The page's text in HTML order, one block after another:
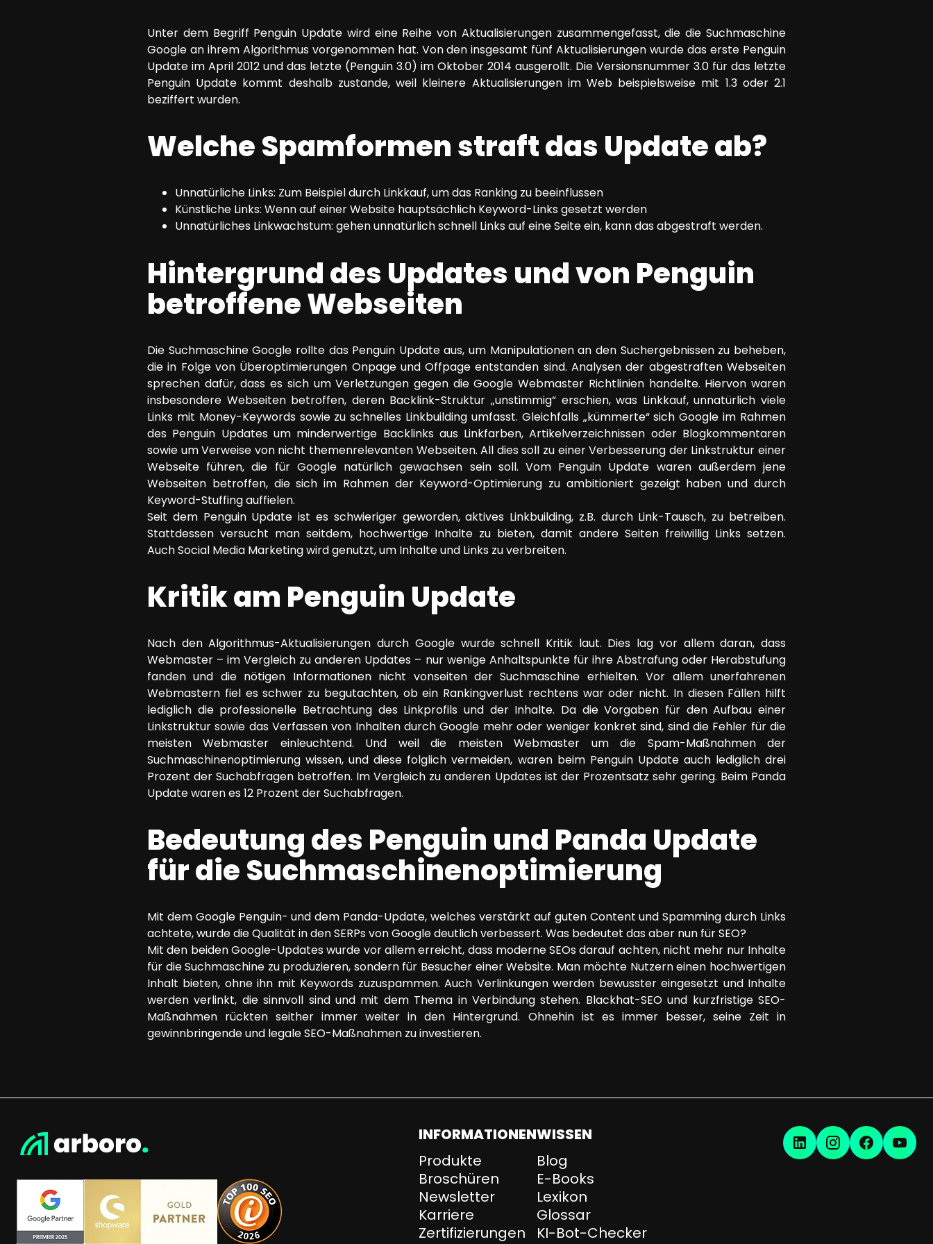
Google Ads Kampagnen-Beratung
Software Architektur Beratung
Unter dem Begriff Penguin Update wird eine Reihe von Aktualisierungen zusammengefasst, die die Suchmaschine
Google an ihrem Algorithmus vorgenommen hat. Von den insgesamt fünf Aktualisierungen wurde das erste Penguin
Update im April 2012 und das letzte (Penguin 3.0) im Oktober 2014 ausgerollt. Die Versionsnummer 3.0 für das letzte
Penguin Update kommt deshalb zustande, weil kleinere Aktualisierungen im Web beispielsweise mit 1.3 oder 2.1
beziffert wurden.
Welche Spamformen straft das Update ab?
Unnatürliche Links: Zum Beispiel durch Linkkauf, um das Ranking zu beeinflussen
Künstliche Links: Wenn auf einer Website hauptsächlich Keyword-Links gesetzt werden
Unnatürliches Linkwachstum: gehen unnatürlich schnell Links auf eine Seite ein, kann das abgestraft werden.
Hintergrund des Updates und von Penguin
betroffene Webseiten
Die Suchmaschine Google rollte das Penguin Update aus, um Manipulationen an den Suchergebnissen zu beheben,
die in Folge von Überoptimierungen Onpage und Offpage entstanden sind. Analysen der abgestraften Webseiten
sprechen dafür, dass es sich um Verletzungen gegen die Google Webmaster Richtlinien handelte. Hiervon waren
insbesondere Webseiten betroffen, deren Backlink-Struktur „unstimmig“ erschien, was Linkkauf, unnatürlich viele
Links mit Money-Keywords sowie zu schnelles Linkbuilding umfasst. Gleichfalls „kümmerte“ sich Google im Rahmen
des Penguin Updates um minderwertige Backlinks aus Linkfarben, Artikelverzeichnissen oder Blogkommentaren
sowie um Verweise von nicht themenrelevanten Webseiten. All dies soll zu einer Verbesserung der Linkstruktur einer
Webseite führen, die für Google natürlich gewachsen sein soll. Vom Penguin Update waren außerdem jene
Webseiten betroffen, die sich im Rahmen der Keyword-Optimierung zu ambitioniert gezeigt haben und durch
Keyword-Stuffing auffielen.
Seit dem Penguin Update ist es schwieriger geworden, aktives Linkbuilding, z.B. durch Link-Tausch, zu betreiben.
Stattdessen versucht man seitdem, hochwertige Inhalte zu bieten, damit andere Seiten freiwillig Links setzen.
Auch Social Media Marketing wird genutzt, um Inhalte und Links zu verbreiten.
Kritik am Penguin Update
Nach den Algorithmus-Aktualisierungen durch Google wurde schnell Kritik laut. Dies lag vor allem daran, dass
Webmaster – im Vergleich zu anderen Updates – nur wenige Anhaltspunkte für ihre Abstrafung oder Herabstufung
fanden und die nötigen Informationen nicht vonseiten der Suchmaschine erhielten. Vor allem unerfahrenen
Webmastern fiel es schwer zu begutachten, ob ein Rankingverlust rechtens war oder nicht. In diesen Fällen hilft
lediglich die professionelle Betrachtung des Linkprofils und der Inhalte. Da die Vorgaben für den Aufbau einer
Linkstruktur sowie das Verfassen von Inhalten durch Google mehr oder weniger konkret sind, sind die Fehler für die
meisten Webmaster einleuchtend. Und weil die meisten Webmaster um die Spam-Maßnahmen der
Suchmaschinenoptimierung wissen, und diese folglich vermeiden, waren beim Penguin Update auch lediglich drei
Prozent der Suchabfragen betroffen. Im Vergleich zu anderen Updates ist der Prozentsatz sehr gering. Beim Panda
Update waren es 12 Prozent der Suchabfragen.
Bedeutung des Penguin und Panda Update
für die Suchmaschinenoptimierung
Mit dem Google Penguin- und dem Panda-Update, welches verstärkt auf guten Content und Spamming durch Links
achtete, wurde die Qualität in den SERPs von Google deutlich verbessert. Was bedeutet das aber nun für SEO?
Mit den beiden Google-Updates wurde vor allem erreicht, dass moderne SEOs darauf achten, nicht mehr nur Inhalte
für die Suchmaschine zu produzieren, sondern für Besucher einer Website. Man möchte Nutzern einen hochwertigen
Inhalt bieten, ohne ihn mit Keywords zuzuspammen. Auch Verlinkungen werden bewusster eingesetzt und Inhalte
werden verlinkt, die sinnvoll sind und mit dem Thema in Verbindung stehen. Blackhat-SEO und kurzfristige SEO-
Maßnahmen rückten seither immer weiter in den Hintergrund. Ohnehin ist es immer besser, seine Zeit in
gewinnbringende und legale SEO-Maßnahmen zu investieren.
INFORMATIONEN
Produkte
Broschüren
Newsletter
Karriere
Zertifizierungen
WISSEN
Blog
E-Books
Lexikon
Glossar
KI-Bot-Checker